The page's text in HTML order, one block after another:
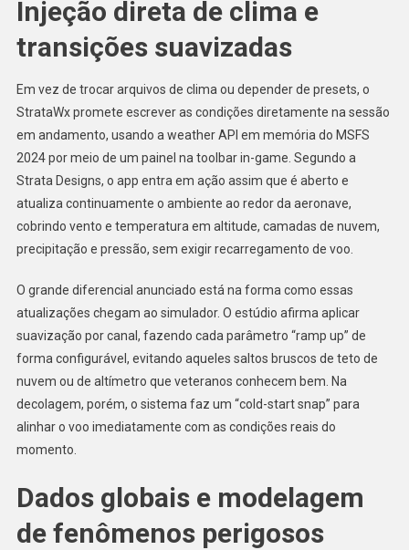
Injeção direta de clima e
transições suavizadas
Em vez de trocar arquivos de clima ou depender de presets, o
StrataWx promete escrever as condições diretamente na sessão
em andamento, usando a weather API em memória do MSFS
2024 por meio de um painel na toolbar in-game. Segundo a
Strata Designs, o app entra em ação assim que é aberto e
atualiza continuamente o ambiente ao redor da aeronave,
cobrindo vento e temperatura em altitude, camadas de nuvem,
precipitação e pressão, sem exigir recarregamento de voo.
O grande diferencial anunciado está na forma como essas
atualizações chegam ao simulador. O estúdio afirma aplicar
suavização por canal, fazendo cada parâmetro “ramp up” de
forma configurável, evitando aqueles saltos bruscos de teto de
nuvem ou de altímetro que veteranos conhecem bem. Na
decolagem, porém, o sistema faz um “cold-start snap” para
alinhar o voo imediatamente com as condições reais do
momento.
Dados globais e modelagem
de fenômenos perigosos